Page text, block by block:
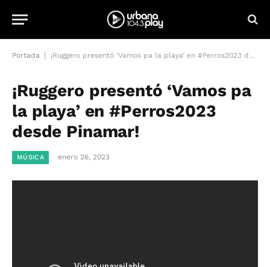
Portada ¡Ruggero presentó ‘Vamos pa la playa’ en #Perros2023 desde Pinamar!
¡Ruggero presentó ‘Vamos pa
la playa’ en #Perros2023
desde Pinamar!
MÚSICA enero 26, 2023